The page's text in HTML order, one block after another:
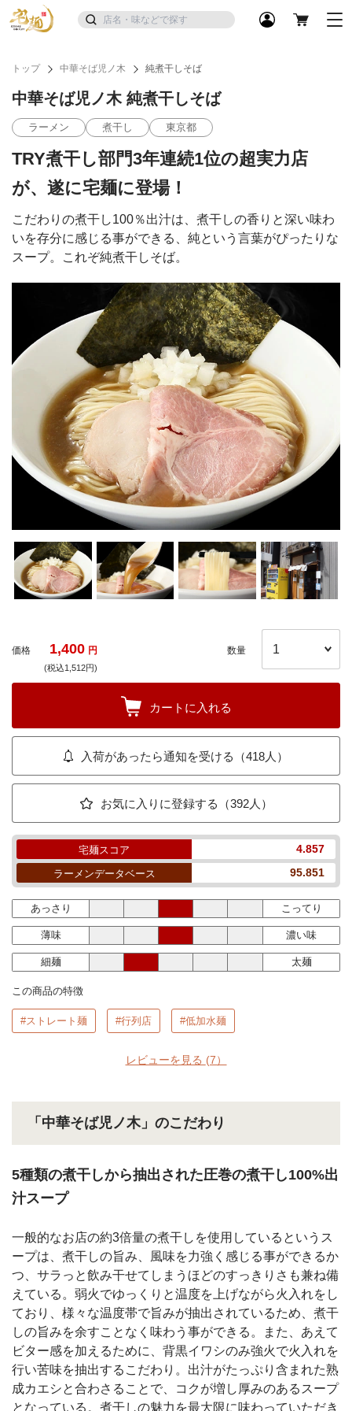
トップ 中華そば児ノ木 純煮干しそば
中華そば児ノ木 純煮干しそば
ラーメン 煮干し 東京都
TRY煮干し部門3年連続1位の超実力店
が、遂に宅麺に登場！
こだわりの煮干し100％出汁は、煮干しの香りと深い味わ
いを存分に感じる事ができる、純という言葉がぴったりな
スープ。これぞ純煮干しそば。
価格 1,400 円
(税込1,512円)
数量
カートに入れる
入荷があったら通知を受ける（418人）
お気に入りに登録する（392人）
宅麺スコア 4.857
ラーメンデータベース 95.851
あっさり こってり
薄味 濃い味
細麺 太麺
この商品の特徴
#ストレート麺 #行列店 #低加水麺
レビューを見る (7）
「中華そば児ノ木」のこだわり
5種類の煮干しから抽出された圧巻の煮干し100%出
汁スープ
一般的なお店の約3倍量の煮干しを使用しているというス
ープは、煮干しの旨み、風味を力強く感じる事ができるか
つ、サラっと飲み干せてしまうほどのすっきりさも兼ね備
えている。弱火でゆっくりと温度を上げながら火入れをし
ており、様々な温度帯で旨みが抽出されているため、煮干
しの旨みを余すことなく味わう事ができる。また、あえて
ビター感を加えるために、背黒イワシのみ強火で火入れを
行い苦味を抽出するこだわり。出汁がたっぷり含まれた熟
成カエシと合わさることで、コクが増し厚みのあるスープ
となっている。煮干しの魅力を最大限に味わっていただき